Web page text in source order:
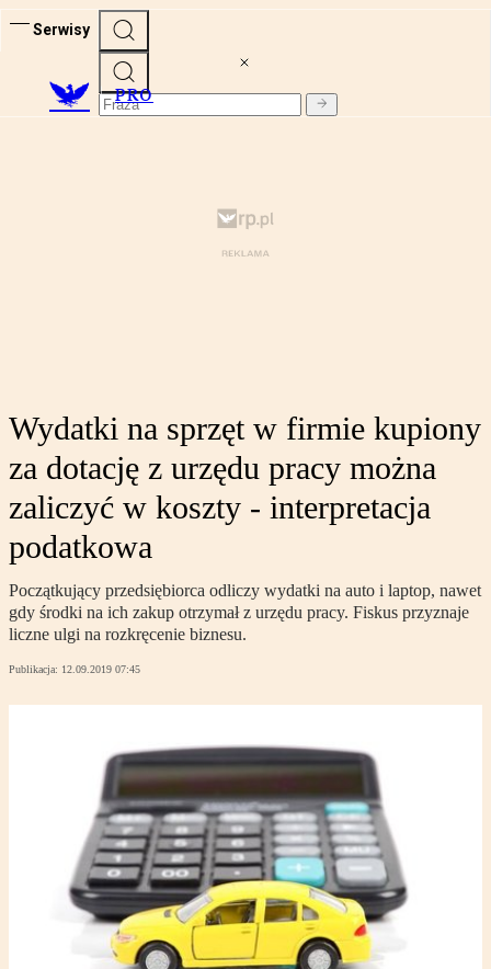
Serwisy
PRO
Wydatki na sprzęt w firmie kupiony
za dotację z urzędu pracy można
zaliczyć w koszty - interpretacja
podatkowa
Początkujący przedsiębiorca odliczy wydatki na auto i laptop, nawet
gdy środki na ich zakup otrzymał z urzędu pracy. Fiskus przyznaje
liczne ulgi na rozkręcenie biznesu.
Publikacja: 12.09.2019 07:45